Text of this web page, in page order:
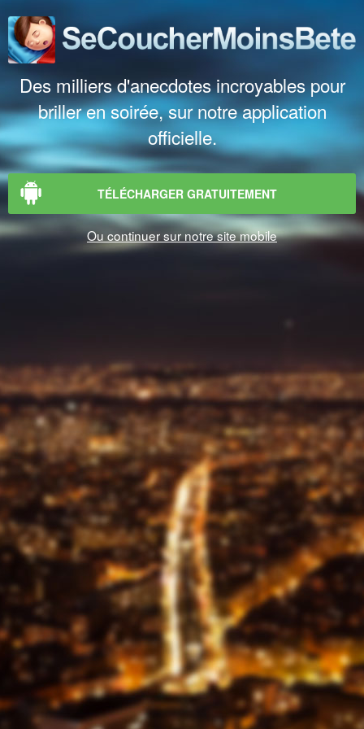
Des milliers d'anecdotes incroyables pour
briller en soirée, sur notre application
officielle.
TÉLÉCHARGER GRATUITEMENT
Ou continuer sur notre site mobile